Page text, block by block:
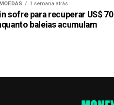
1 semana atrás
sofre para recuperar US$ 70
baleias acumulam